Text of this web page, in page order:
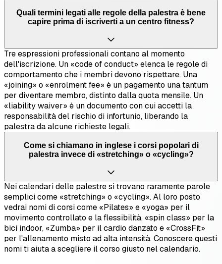
Quali termini legati alle regole della palestra è bene
capire prima di iscriverti a un centro fitness?
Tre espressioni professionali contano al momento
dell'iscrizione. Un «code of conduct» elenca le regole di
comportamento che i membri devono rispettare. Una
«joining» o «enrolment fee» è un pagamento una tantum
per diventare membro, distinto dalla quota mensile. Un
«liability waiver» è un documento con cui accetti la
responsabilità del rischio di infortunio, liberando la
palestra da alcune richieste legali.
Come si chiamano in inglese i corsi popolari di
palestra invece di «stretching» o «cycling»?
Nei calendari delle palestre si trovano raramente parole
semplici come «stretching» o «cycling». Al loro posto
vedrai nomi di corsi come «Pilates» e «yoga» per il
movimento controllato e la flessibilità, «spin class» per la
bici indoor, «Zumba» per il cardio danzato e «CrossFit»
per l'allenamento misto ad alta intensità. Conoscere questi
nomi ti aiuta a scegliere il corso giusto nel calendario.